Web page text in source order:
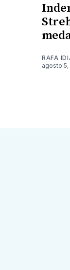
RAFA
agosto 5,